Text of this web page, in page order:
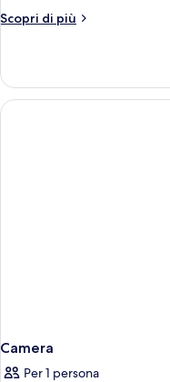
Scopri di più
Altri
Economy
Camera
Per 1 persona